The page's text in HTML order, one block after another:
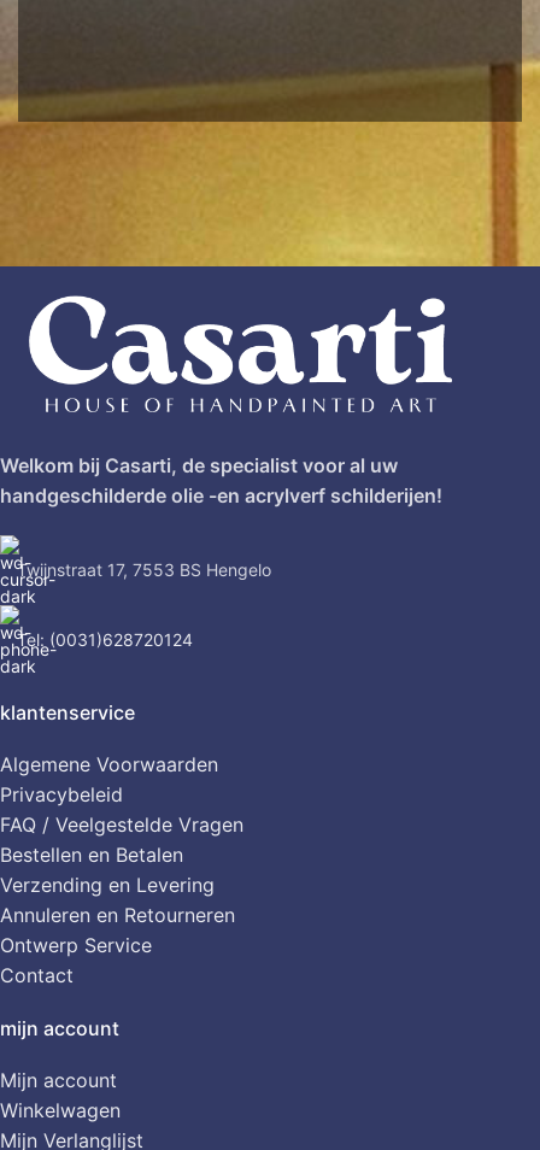
Welkom bij Casarti, de specialist voor al uw
handgeschilderde olie -en acrylverf schilderijen!
Twijnstraat 17, 7553 BS Hengelo
Tel: (0031)628720124
klantenservice
Algemene Voorwaarden
Privacybeleid
FAQ / Veelgestelde Vragen
Bestellen en Betalen
Verzending en Levering
Annuleren en Retourneren
Ontwerp Service
Contact
mijn account
Mijn account
Winkelwagen
Mijn Verlanglijst